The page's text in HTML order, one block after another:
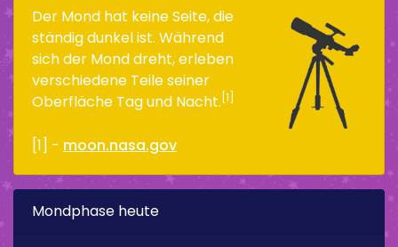
Der Mond hat keine Seite, die
ständig dunkel ist. Während
sich der Mond dreht, erleben
verschiedene Teile seiner
Oberfläche Tag und Nacht. [1]
[1] - moon.nasa.gov
Mondphase heute